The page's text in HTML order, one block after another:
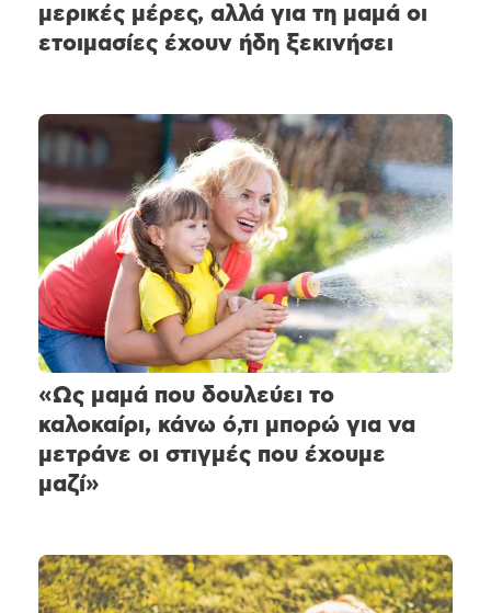
μερικές μέρες, αλλά για τη μαμά οι
ετοιμασίες έχουν ήδη ξεκινήσει
«Ως μαμά που δουλεύει το
καλοκαίρι, κάνω ό,τι μπορώ για να
μετράνε οι στιγμές που έχουμε
μαζί»